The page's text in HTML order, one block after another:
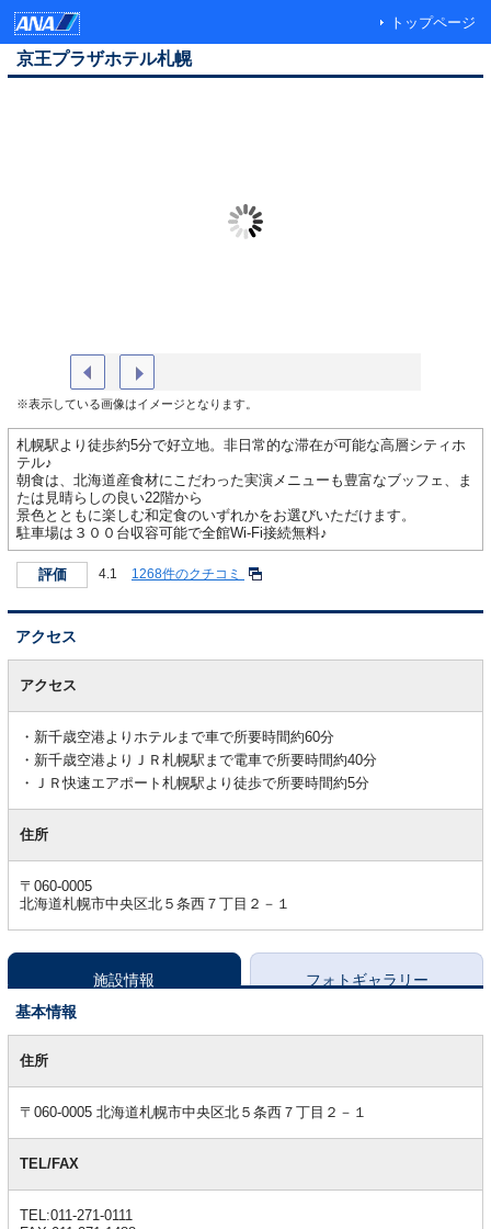
トップページ
京王プラザホテル札幌
※表示している画像はイメージとなります。
札幌駅より徒歩約5分で好立地。非日常的な滞在が可能な高層シティホ
テル♪
朝食は、北海道産食材にこだわった実演メニューも豊富なブッフェ、ま
たは見晴らしの良い22階から
景色とともに楽しむ和定食のいずれかをお選びいただけます。
駐車場は３００台収容可能で全館Wi-Fi接続無料♪
評価 4.1 1268件のクチコミ
アクセス
アクセス
新千歳空港よりホテルまで車で所要時間約60分
新千歳空港よりＪＲ札幌駅まで電車で所要時間約40分
ＪＲ快速エアポート札幌駅より徒歩で所要時間約5分
住所
〒060-0005
北海道札幌市中央区北５条西７丁目２－１
施設情報
フォトギャラリー
基本情報
本住所
〒060-0005 北海道札幌市中央区北５条西７丁目２－１
TEL/FAX
TEL:011-271-0111